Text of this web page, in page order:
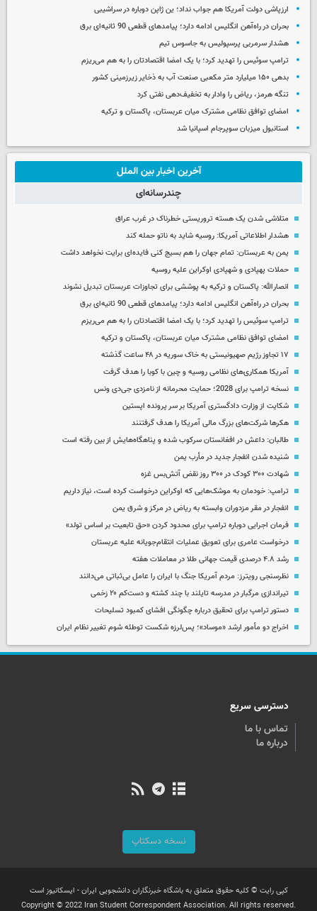
ارزپاشی دولت آمریکا هم جواب نداد؛ ین ژاپن دوباره در سراشیبی
بحران در راه‌آهن انگلیس ادامه دارد؛ پیامدهای قطعی 90 ثانیه‌ای برق
هشدار سرمربی پرسپولیس به جاسوس تیم
ترامپ سوئیس را تهدید کرد؛ با یک امضا اقتصادتان را به هم می‌ریزم
بدهی ۱۵۰ میلیارد متر مکعبی صنعت آب به ذخایر زیرزمینی کشور
تنگه هرمز، ریاض را وادار به تخفیف‌دهی نفتی کرد
امضای توافق نظامی مشترک میان عربستان، پاکستان و ترکیه
استانبول میزبان سوپرجام اسپانیا شد
آخرین اخبار بین الملل
چندرسانه‌ای
متلاشی شدن یک هسته تروریستی خطرناک در غرب عراق
هشدار اطلاعاتی آمریکا: روسیه شاید به ناتو حمله کند
یمن به عربستان: تمام جهان را هم بسیج کنی فایده‌ای برایت نخواهد داشت
حملات پهپادی و شهپادی اوکراین علیه روسیه
انصارالله: پاکستان و ترکیه به پوششی برای تجاوزات عربستان تبدیل نشوند
بحران در راه‌آهن انگلیس ادامه دارد؛ پیامدهای قطعی 90 ثانیه‌ای برق
ترامپ سوئیس را تهدید کرد؛ با یک امضا اقتصادتان را به هم می‌ریزم
امضای توافق نظامی مشترک میان عربستان، پاکستان و ترکیه
۱۷ تجاوز رژیم صهیونیستی به خاک سوریه در ۴۸ ساعت گذشته
آمریکا همکاری‌های نظامی روسیه و چین با کوبا را هدف گرفت
نسخه ترامپ برای 2028؛ حمایت محرمانه از نامزدی جی‌دی ونس
شکایت از وزارت دادگستری آمریکا بر سر پرونده اپستین
هکرها شرکت‌های بزرگ مالی آمریکا را هدف گرفتنند
طالبان: داعش در افغانستان سرکوب شده و پناهگاه‌هایش از بین رفته است
شنیده شدن انفجار جدید در مأرب یمن
شهادت ۳۰۰ کودک در ۳۰۰ روز نقض آتش‌بس غزه
ترامپ: خودمان به موشک‌هایی که اوکراین درخواست کرده است، نیاز داریم
انفجار در مقر مزدوران وابسته به ریاض در مرکز و شرق یمن
فرمان اجرایی دوباره ترامپ برای محدود کردن «حق تابعیت بر اساس تولد»
درخواست عامری برای تعویق عملیات انتقام‌جویانه علیه عربستان
رشد ۴.۸ درصدی قیمت جهانی طلا در معاملات هفته
نظرسنجی رویترز: مردم آمریکا جنگ با ایران را عامل بی‌ثباتی می‌دانند
تیراندازی مرگبار در مدرسه‌ تایلند با چند کشته و دست‌کم ۲۰ زخمی
دستور ترامپ برای تحقیق درباره چگونگی افشای کمبود تسلیحات
اخراج دو مأمور ارشد «موساد»؛ پس‌لرزه شکست توطئه شوم تغییر نظام ایران
دسترسی سریع
تماس با ما
درباره ما
نسخه دسکتاپ
کپی رایت © کلیه حقوق متعلق به باشگاه خبرنگاران دانشجویی ایران - ایسکانیوز است
Copyright © 2022 Iran Student Correspondent Association. All rights reserved.